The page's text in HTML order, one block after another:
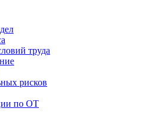
труда
рисков
по ОТ